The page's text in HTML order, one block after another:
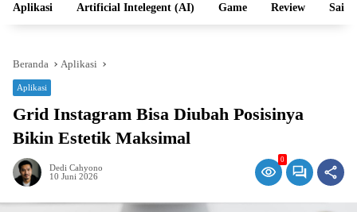
Aplikasi Artificial Intelegent (AI) Game Review Sains
Beranda Aplikasi
Aplikasi
Grid Instagram Bisa Diubah Posisinya
Bikin Estetik Maksimal
Dedi Cahyono
10 Juni 2026
0